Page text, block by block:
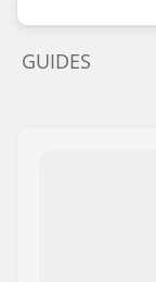
GUIDES